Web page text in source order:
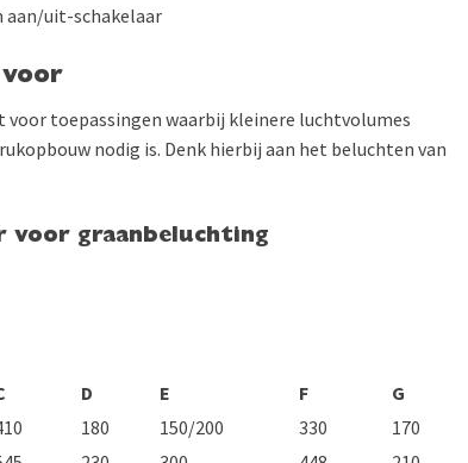
aan/uit-schakelaar
toepassingen waarbij kleinere luchtvolumes
nodig is. Denk hierbij aan het beluchten van
voor graanbeluchting
D E F
G
180 150/200 330
170